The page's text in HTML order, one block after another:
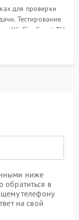
для проверки
Тестирование
Wi-Fi и Smart TV
часов.
ниже
обратиться в
телефону
на свой